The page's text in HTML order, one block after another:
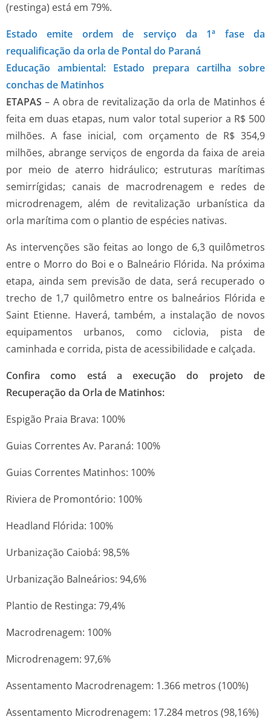
(restinga) está em 79%.
Estado emite ordem de serviço da 1ª fase da
requalificação da orla de Pontal do Paraná
Educação ambiental: Estado prepara cartilha sobre
conchas de Matinhos
ETAPAS – A obra de revitalização da orla de Matinhos é
feita em duas etapas, num valor total superior a R$ 500
milhões. A fase inicial, com orçamento de R$ 354,9
milhões, abrange serviços de engorda da faixa de areia
por meio de aterro hidráulico; estruturas marítimas
semirrígidas; canais de macrodrenagem e redes de
microdrenagem, além de revitalização urbanística da
orla marítima com o plantio de espécies nativas.
As intervenções são feitas ao longo de 6,3 quilômetros
entre o Morro do Boi e o Balneário Flórida. Na próxima
etapa, ainda sem previsão de data, será recuperado o
trecho de 1,7 quilômetro entre os balneários Flórida e
Saint Etienne. Haverá, também, a instalação de novos
equipamentos urbanos, como ciclovia, pista de
caminhada e corrida, pista de acessibilidade e calçada.
Confira como está a execução do projeto de
Recuperação da Orla de Matinhos:
Espigão Praia Brava: 100%
Guias Correntes Av. Paraná: 100%
Guias Correntes Matinhos: 100%
Riviera de Promontório: 100%
Headland Flórida: 100%
Urbanização Caiobá: 98,5%
Urbanização Balneários: 94,6%
Plantio de Restinga: 79,4%
Macrodrenagem: 100%
Microdrenagem: 97,6%
Assentamento Macrodrenagem: 1.366 metros (100%)
Assentamento Microdrenagem: 17.284 metros (98,16%)